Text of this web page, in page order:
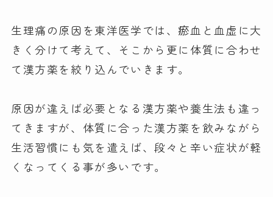
生理痛の原因を東洋医学では、瘀血と血虚に大
きく分けて考えて、そこから更に体質に合わせ
て漢方薬を絞り込んでいきます。
原因が違えば必要となる漢方薬や養生法も違っ
てきますが、体質に合った漢方薬を飲みながら
生活習慣にも気を遣えば、段々と辛い症状が軽
くなってくる事が多いです。